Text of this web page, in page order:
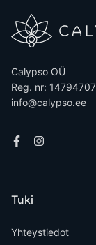
Calypso OÜ
Reg. nr: 14794707
info@calypso.ee
Tuki
Yhteystiedot